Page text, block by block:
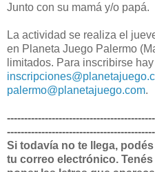
Junto con su mamá y/o papá.
La actividad se realiza el
en Planeta Juego Palermo
limitados. Para inscribirse
palermo@planetajuego.com.
Si todavía no te llega,
tu correo electrónico.